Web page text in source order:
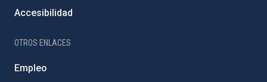
Accesibilidad
OTROS ENLACES
Empleo